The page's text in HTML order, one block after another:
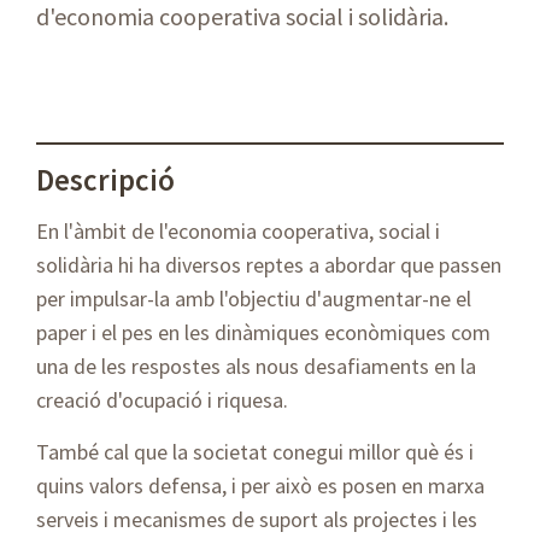
d'economia cooperativa social i solidària.
Descripció
En l'àmbit de l'economia cooperativa, social i
solidària hi ha diversos reptes a abordar que passen
per impulsar-la amb l'objectiu d'augmentar-ne el
paper i el pes en les dinàmiques econòmiques com
una de les respostes als nous desafiaments en la
creació d'ocupació i riquesa.
També cal que la societat conegui millor què és i
quins valors defensa, i per això es posen en marxa
serveis i mecanismes de suport als projectes i les